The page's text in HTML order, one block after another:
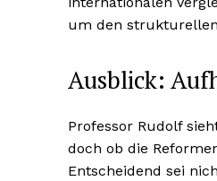
um den
Ausblick:
Professor Rudolf
doch ob die
Entscheidend sei